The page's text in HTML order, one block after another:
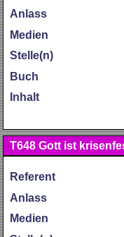
Anlass
Medien
Stelle(n)
Buch
Inhalt
T648 Gott ist
Referent
Anlass
Medien